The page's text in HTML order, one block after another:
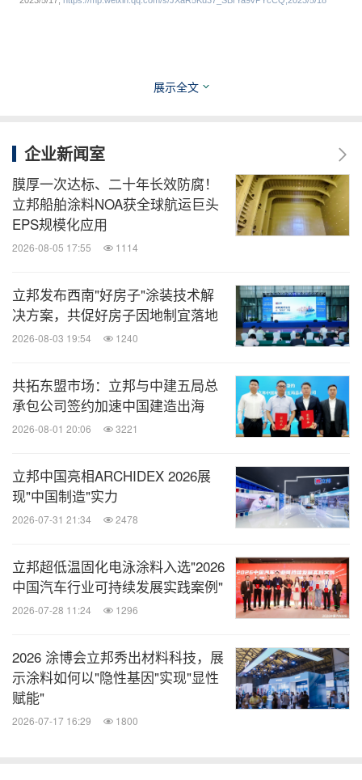
微信公众号“知消”发布全球消费品、零售、时
尚、物流行业最新动态。扫描二维码，立即
订阅！
分享到：
展示全文
企业新闻室
膜厚一次达标、二十年长效防腐！
立邦船舶涂料NOA获全球航运巨头
EPS规模化应用
2026-08-05 17:55 1114
立邦发布西南"好房子"涂装技术解
决方案，共促好房子因地制宜落地
2026-08-03 19:54 1240
共拓东盟市场：立邦与中建五局总
承包公司签约加速中国建造出海
2026-08-01 20:06 3221
立邦中国亮相ARCHIDEX 2026展
现"中国制造"实力
2026-07-31 21:34 2478
立邦超低温固化电泳涂料入选"2026
中国汽车行业可持续发展实践案例"
2026-07-28 11:24 1296
2026 涂博会立邦秀出材料科技，展
示涂料如何以"隐性基因"实现"显性
赋能"
2026-07-17 16:29 1800